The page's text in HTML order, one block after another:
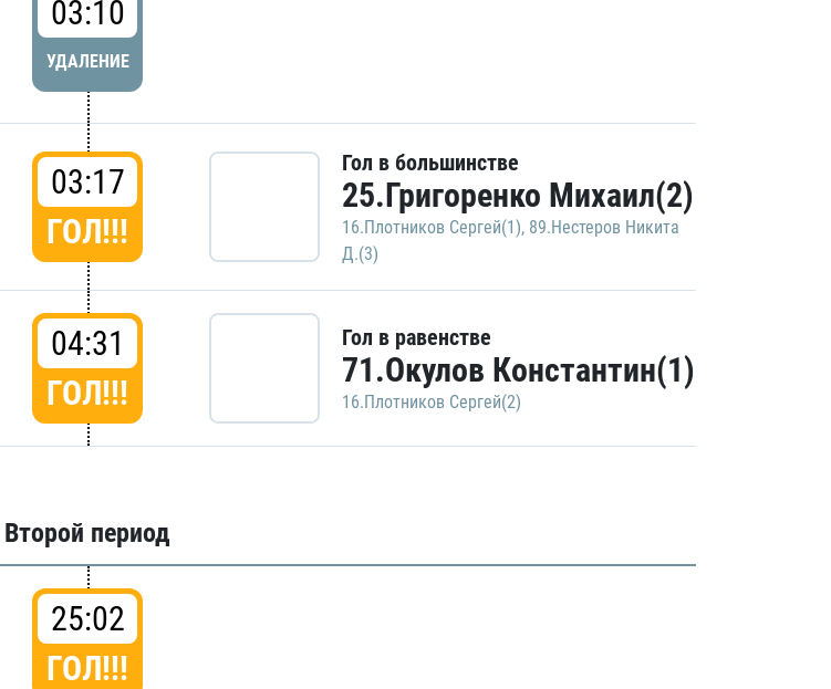
03:10
УДАЛЕНИЕ
03:17
ГОЛ!!!
Гол в большинстве
25.Григоренко Михаил(2)
16.Плотников Сергей(1), 89.Нестеров Никита
Д.(3)
04:31
ГОЛ!!!
Гол в равенстве
71.Окулов Константин(1)
16.Плотников Сергей(2)
Второй период
25:02
ГОЛ!!!